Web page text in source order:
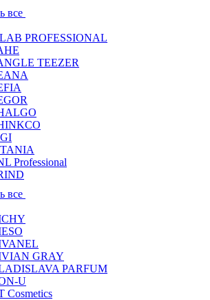
все
PROFESSIONAL
TEEZER
Professional
все
GRAY
PARFUM
U
Cosmetics